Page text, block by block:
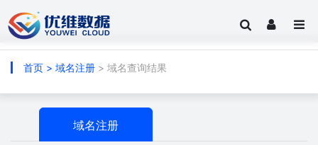
首页 > 域名注册 > 域名查询结果
域名注册